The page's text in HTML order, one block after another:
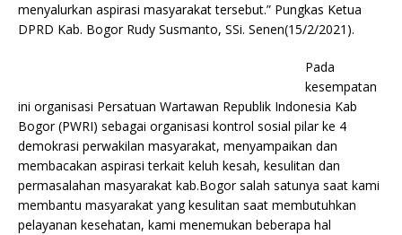
menyalurkan aspirasi masyarakat tersebut.” Pungkas Ketua
DPRD Kab. Bogor Rudy Susmanto, SSi. Senen(15/2/2021).
Pada
kesempatan
ini organisasi Persatuan Wartawan Republik Indonesia Kab
Bogor (PWRI) sebagai organisasi kontrol sosial pilar ke 4
demokrasi perwakilan masyarakat, menyampaikan dan
membacakan aspirasi terkait keluh kesah, kesulitan dan
permasalahan masyarakat kab.Bogor salah satunya saat kami
membantu masyarakat yang kesulitan saat membutuhkan
pelayanan kesehatan, kami menemukan beberapa hal